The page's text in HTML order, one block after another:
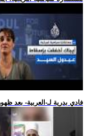
.. فادي بدرية لـ-العربية-